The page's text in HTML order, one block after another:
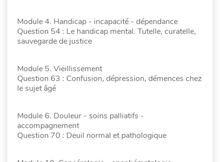
Module 4. Handicap - incapacité - dépendance
Question 54 : Le handicap mental. Tutelle, curatelle,
sauvegarde de justice
Module 5. Vieillissement
Question 63 : Confusion, dépression, démences chez
le sujet âgé
Module 6. Douleur - soins palliatifs -
accompagnement
Question 70 : Deuil normal et pathologique